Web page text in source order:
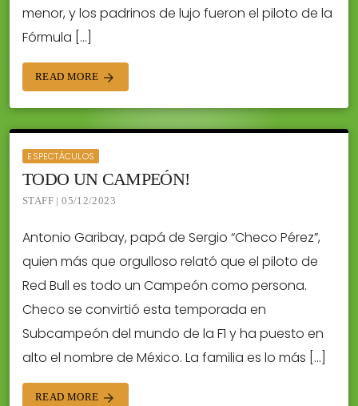
menor, y los padrinos de lujo fueron el piloto de la
Fórmula […]
READ MORE arrow_forward
ESPECTÁCULOS
TODO UN CAMPEÓN!
STAFF | 05/12/2023
Antonio Garibay, papá de Sergio “Checo Pérez”,
quien más que orgulloso relató que el piloto de
Red Bull es todo un Campeón como persona.
Checo se convirtió esta temporada en
Subcampeón del mundo de la F1 y ha puesto en
alto el nombre de México. La familia es lo más […]
READ MORE arrow_forward